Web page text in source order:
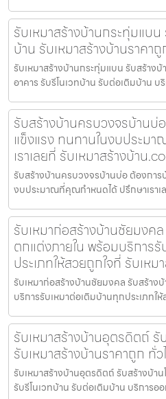
รับเหมาสร้างบ้านกระทุ่มแบ
บ้าน รับเหมาสร้างบ้านราคา
รับเหมาสร้างบ้านกระทุ่มแบน รับสร้างบ้
อาคาร รับรีโนเวทบ้าน รับต่อเติมบ้าน บ
รับสร้างบ้านครบวงจรบ้านบ่
แข็งแรง ทนทานในงบประม
เราเลยที่ รับเหมาสร้างบ้าน
รับสร้างบ้านครบวงจรบ้านบ่อ ต้องกา
งบประมาณที่คุณกำหนดได้ ปรึกษาเราเ
รับเหมาก่อสร้างบ้านชัยมงค
ตกแต่งภายใน พร้อมบริการ
ประเภทให้สวยถูกใจที่ รับเห
รับเหมาก่อสร้างบ้านชัยมงคล รับสร้าง
บริการรับเหมาต่อเติมบ้านทุกประเภทใ
รับเหมาสร้างบ้านอุตรดิตถ์
รับเหมาสร้างบ้านราคาถูก ทั่ว
รับเหมาสร้างบ้านอุตรดิตถ์ รับสร้างบ้าน
รับรีโนเวทบ้าน รับต่อเติมบ้าน บริการอ